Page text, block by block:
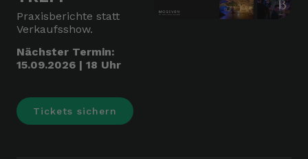
Praxisberichte statt
Verkaufsshow.
Nächster Termin:
15.09.2026 | 18 Uhr
Tickets sichern